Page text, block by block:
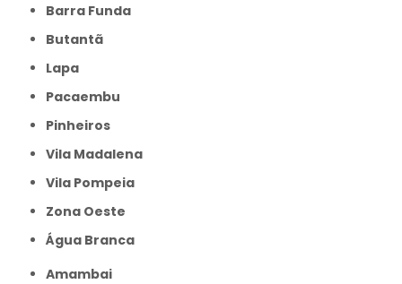
Barra Funda
Butantã
Lapa
Pacaembu
Pinheiros
Vila Madalena
Vila Pompeia
Zona Oeste
Água Branca
Amambai